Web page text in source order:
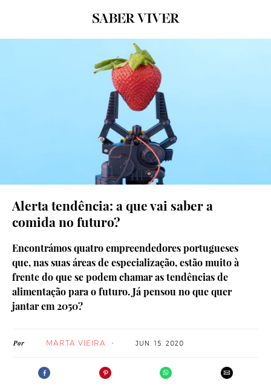
Alerta tendência: a que vai saber a
comida no futuro?
Encontrámos quatro empreendedores portugueses
que, nas suas áreas de especialização, estão muito à
frente do que se podem chamar as tendências de
alimentação para o futuro. Já pensou no que quer
jantar em 2050?
Por MARTA VIEIRA JUN. 15. 2020